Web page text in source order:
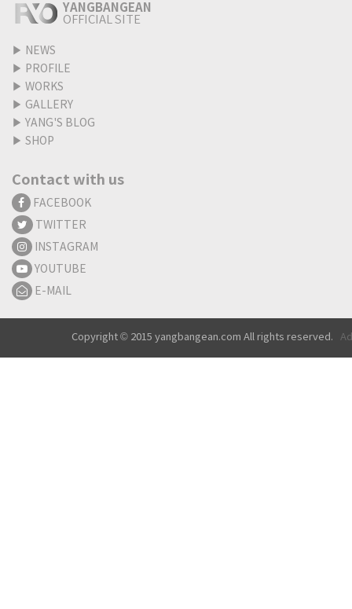
YANGBANGEAN
OFFICIAL SITE
▶ NEWS
▶ PROFILE
▶ WORKS
▶ GALLERY
▶ YANG'S BLOG
▶ SHOP
Contact with us
FACEBOOK
TWITTER
INSTAGRAM
YOUTUBE
E-MAIL
Copyright © 2015 yangbangean.com All rights reserved.